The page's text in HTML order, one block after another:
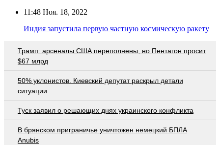
11:48 Ноя. 18, 2022
Индия запустила первую частную космическую ракету
Трамп: арсеналы США переполнены, но Пентагон просит
$67 млрд
50% уклонистов. Киевский депутат раскрыл детали
ситуации
Туск заявил о решающих днях украинского конфликта
В брянском приграничье уничтожен немецкий БПЛА
Anubis